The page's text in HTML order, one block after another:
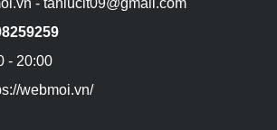
- 20:00
webmoi.vn/